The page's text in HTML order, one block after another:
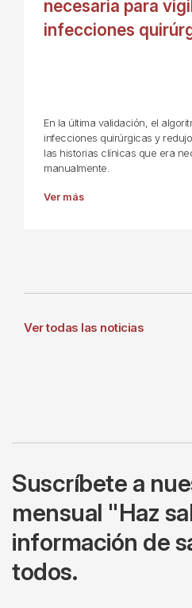
necesaria para
infecciones
En la última validación, el
infecciones quirúrgicas y
las historias clínicas que era
manualmente.
Ver más
Ver todas las noticias
Suscríbete a
mensual "Haz
información de
todos.